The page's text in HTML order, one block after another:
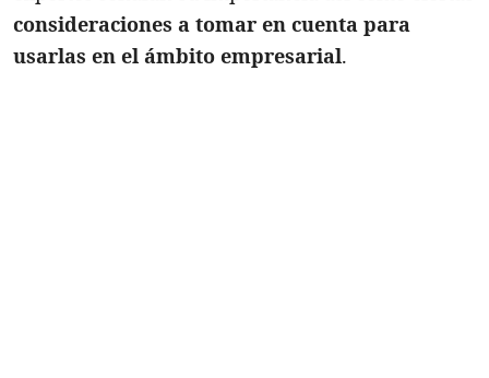
consideraciones a tomar en cuenta para
usarlas en el ámbito empresarial.